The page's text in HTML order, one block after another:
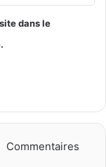
dans le
Commentaires